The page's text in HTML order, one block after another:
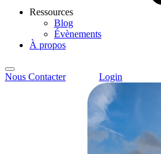
Ressources
Blog
Évènements
À propos
Nous Contacter Login